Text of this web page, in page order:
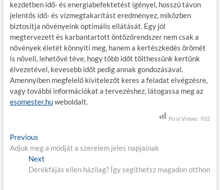
kezdetben idő- és energiabefektetést igényel, hosszú távon
jelentős idő- és vízmegtakarítást eredményez, miközben
biztosítja növényeink optimális ellátását. Egy jól
megtervezett és karbantartott öntözőrendszer nem csak a
növények életét könnyíti meg, hanem a kertészkedés örömét
is növeli, lehetővé téve, hogy több időt tölthessünk kertünk
élvezetével, kevesebb időt pedig annak gondozásával.
Amennyiben megfelelő kivitelezőt keres a feladat elvégzésre,
vagy további információkat a tervezéshez, látogassa meg az
esomester.huweboldalt.
Post Views: 702
B
e
Previous
r
e
v
Adjuk meg a módját a szerelem jeles napjainak
Next
e
Derékfájás ellen házilag? Így segíthetsz magadon otthon